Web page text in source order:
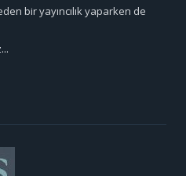
bir yayıncılık yaparken de